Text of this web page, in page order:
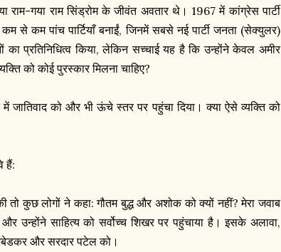
राम-गया राम सिंड्रोम के जीवंत अवतार थे। 1967 में कांग्रेस पार्टी
कम पांच पार्टियाँ बनाईं, जिनमें सबसे नई पार्टी जनता (सेक्युलर)
का प्रतिनिधित्व किया, लेकिन सच्चाई यह है कि उन्होंने केवल अमीर
को कोई पुरस्कार मिलना चाहिए?
में जातिवाद को और भी ऊंचे स्तर पर पहुंचा दिया। क्या ऐसे व्यक्ति को
हैं:
तो कुछ लोगों ने कहा: गौतम बुद्ध और अशोक को क्यों नहीं? मेरा जवाब
उन्होंने साहित्य को सर्वोच्च शिखर पर पहुंचाया है। इसके अलावा,
और सरदार पटेल को।